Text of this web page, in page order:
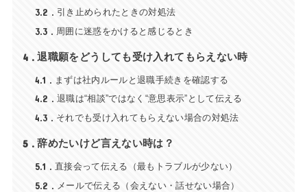
3.2 引き止められたときの対処法
3.3 周囲に迷惑をかけると感じるとき
4 退職願をどうしても受け入れてもらえない時
4.1 まずは社内ルールと退職手続きを確認する
4.2 退職は“相談”ではなく“意思表示”として伝える
4.3 それでも受け入れてもらえない場合の対処法
5 辞めたいけど言えない時は？
5.1 直接会って伝える（最もトラブルが少ない）
5.2 メールで伝える（会えない・話せない場合）